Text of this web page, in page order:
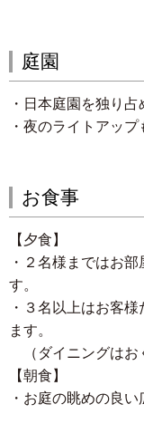
庭園
・日本庭園を独り占
・夜のライトアップ
お食事
【夕食】
・２名様まではお
す。
・３名以上はお客
ます。
（ダイニングはお
【朝食】
・お庭の眺めの良